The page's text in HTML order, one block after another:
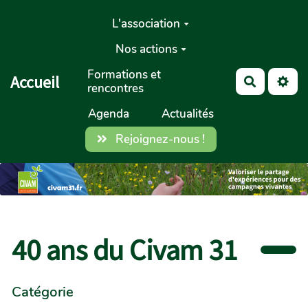
Aller au contenu principal
Accueil
L'association
Nos actions
Formations et
rencontres
Agenda
Actualités
Rejoignez-nous !
40 ans du Civam 31
Catégorie